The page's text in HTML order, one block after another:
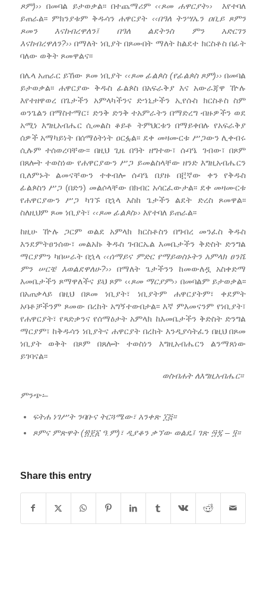
ጾም)›› በመባል ይታወቃል፡፡ በተጨማሪም‹‹ጾመ ሐዋርያት›› እየተባለ
ይጠራል፡፡ ምክንያቱም ቅዱሳን ሐዋርያት ‹‹በዓለ ትንሣኤን ዐቢይ ጾምን
ጾመን
እናከብረዋለን፤ በዓለ ልደትንስ ምን
አድርገን
እናከብረዋለን?›› በማለት ነቢያት በጾሙበት ማለት ከልደተ ክርስቶስ በፊት
ባለው ወቅት ጾመዋልና፡፡
በሌላ አጠራር ይኸው ጾመ ነቢያት ‹‹ጾመ ፊልጶስ(የፊልጶስ ጾም)›› በመባል
ይታወቃል፡፡ ሐዋርያው ቅዱስ ፊልጶስ በአፍራቅያ እና አውራጃዋ ዅሉ
እየተዘዋወረ በጌታችን አምላካችንና ድኀኒታችን ኢየሱስ ክርስቶስ ስም
ወንጌልን በማስተማር፣ ድንቅ ድንቅ ተአምራትን በማድረግ ብዙዎችን ወደ
አሚነ እግዚአብሔር ሲመልስ ቆይቶ ትምህርቱን በማይቀበሉ የአፍራቅያ
ሰዎች አማካይነት በሰማዕትነት ዐርፏል፡፡ ደቀ መዛሙርቱ ሥጋውን ሊቀብሩ
ሲሉም ተሰወረባቸው፡፡ በዚህ ጊዜ በዓት ዘግተው፣ ሱባዔ ገብው፣ በጾም
በጸሎት ተወስነው የሐዋርያውን ሥጋ ይመልስላቸው ዘንድ እግዚአብሔርን
ቢለምኑት ልመናቸውን ተቀብሎ ሱባዔ በያዙ በ፫ኛው ቀን የቅዱስ
ፊልጶስን ሥጋ (በድን) መልሶላቸው በክብር አሳርፈውታል፡፡ ደቀ መዛሙርቱ
የሐዋርያውን ሥጋ ካገኙ በኋላ እስከ ጌታችን ልደት ድረስ ጾመዋል፡፡
ስለዚህም ጾመ ነቢያት፣ ‹‹ጾመ ፊልጶስ›› እየተባለ ይጠራል፡፡
ከዚሁ ዅሉ ጋርም ወልደ አምላክ ክርስቶስን በግብረ መንፈስ ቅዱስ
እንደምትፀንሰው፣ መልአኩ ቅዱስ ገብርኤል እመቤታችን ቅድስት ድንግል
ማርያምን ካበሠራት በኋላ‹‹ሰማይና ምድር የማይወስኑትን አምላክ ፀንሼ
ምን
ሠርቼ እወልደዋለሁ?›› በማለት ጌታችንን ከመውለዷ አስቀድማ
እመቤታችን ጾማዋለችና ይህ ጾም ‹‹ጾመ ማርያም›› በመባልም ይታወቃል፡፡
በአጠቃላይ በዚህ በጾመ ነቢያት፣ ነቢያትም ሐዋርያትም፣ ቀደምት
አባቶቻችንም ጾመው በረከት አግኝተውበታል፡፡ እኛ ምእመናንም የነቢያት፣
የሐዋርያት፣ የጻድቃንና የሰማዕታት አምላክ ከእመቤታችን ቅድስት ድንግል
ማርያም፣ ከቅዱሳን ነቢያትና ሐዋርያት በረከት እንዲያሳትፈን በዚህ በጾመ
ነቢያት ወቅት በጾም በጸሎት ተወስነን እግዚአብሔርን ልንማጸነው
ይገባናል፡፡
ወስብሐት ለእግዚአብሔር፡፡
ምንጭ፡–
ፍትሐ ነገሥት ንባቡና ትርጓሜው፣ አንቀጽ ፲፭፡፡
ጾምና ምጽዋት (፳፻፩ ዓ.ም)፣ ዲያቆን ቃኘው ወልዴ፤ ገጽ ፵፯– ፶፡፡
Share this entry